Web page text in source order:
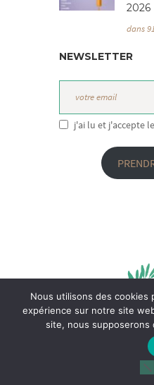
2026
dans
NEWSLETTER
j'ai lu et j'accepte
Nous utilisons des cookies
expérience sur notre site
site, nous supposerons